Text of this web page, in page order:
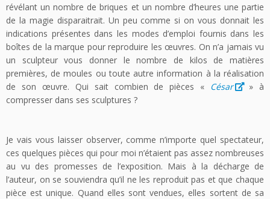
révélant un nombre de briques et un nombre d’heures une partie
de la magie disparaitrait. Un peu comme si on vous donnait les
indications présentes dans les modes d’emploi fournis dans les
boîtes de la marque pour reproduire les œuvres. On n’a jamais vu
un sculpteur vous donner le nombre de kilos de matières
premières, de moules ou toute autre information à la réalisation
de son œuvre. Qui sait combien de pièces « César
» à
compresser dans ses sculptures ?
Je vais vous laisser observer, comme n’importe quel spectateur,
ces quelques pièces qui pour moi n’étaient pas assez nombreuses
au vu des promesses de l’exposition. Mais à la décharge de
l’auteur, on se souviendra qu’il ne les reproduit pas et que chaque
pièce est unique. Quand elles sont vendues, elles sortent de sa